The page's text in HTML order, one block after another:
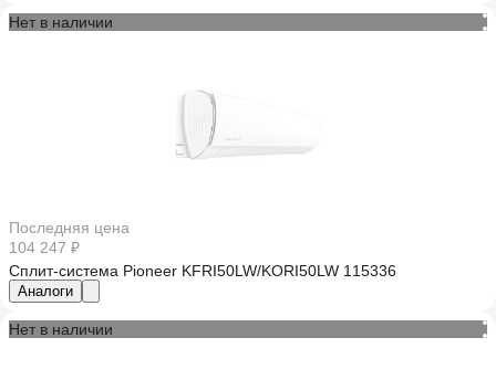
Нет в наличии
Последняя цена
104 247 ₽
Сплит-система Pioneer KFRI50LW/KORI50LW 115336
Аналоги
Нет в наличии